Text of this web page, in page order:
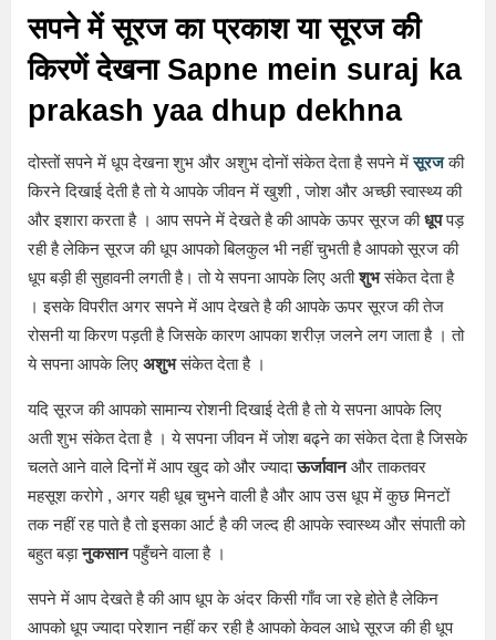
सपने में सूरज का प्रकाश या सूरज की
किरणें देखना Sapne mein suraj ka
prakash yaa dhup dekhna
दोस्तों सपने में धूप देखना शुभ और अशुभ दोनों संकेत देता है सपने मेंसूरजकी
किरने दिखाई देती है तो ये आपके जीवन में खुशी , जोश और अच्छी स्वास्थ्य की
और इशारा करता है । आप सपने में देखते है की आपके ऊपर सूरज कीधूपपड़
रही है लेकिन सूरज की धूप आपको बिलकुल भी नहीं चुभती है आपको सूरज की
धूप बड़ी ही सुहावनी लगती है। तो ये सपना आपके लिए अतीशुभसंकेत देता है
। इसके विपरीत अगर सपने में आप देखते है की आपके ऊपर सूरज की तेज
रोसनी या किरण पड़ती है जिसके कारण आपका शरीज़ जलने लग जाता है । तो
ये सपना आपके लिए अशुभसंकेत देता है ।
यदि सूरज की आपको सामान्य रोशनी दिखाई देती है तो ये सपना आपके लिए
अती शुभ संकेत देता है । ये सपना जीवन में जोश बढ्ने का संकेत देता है जिसके
चलते आने वाले दिनों में आप खुद को और ज्यादाऊर्जावानऔर ताकतवर
महसूश करोगे , अगर यही धूब चुभने वाली है और आप उस धूप में कुछ मिनटों
तक नहीं रह पाते है तो इसका आर्ट है की जल्द ही आपके स्वास्थ्य और संपाती को
बहुत बड़ानुकसानपहुँचने वाला है ।
सपने में आप देखते है की आप धूप के अंदर किसी गाँव जा रहे होते है लेकिन
आपको धूप ज्यादा परेशान नहीं कर रही है आपको केवल आधे सूरज की ही धूप